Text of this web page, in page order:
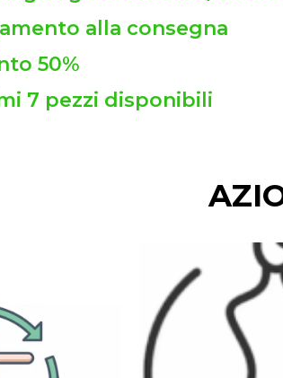
alla consegna
50%
7 pezzi disponibili